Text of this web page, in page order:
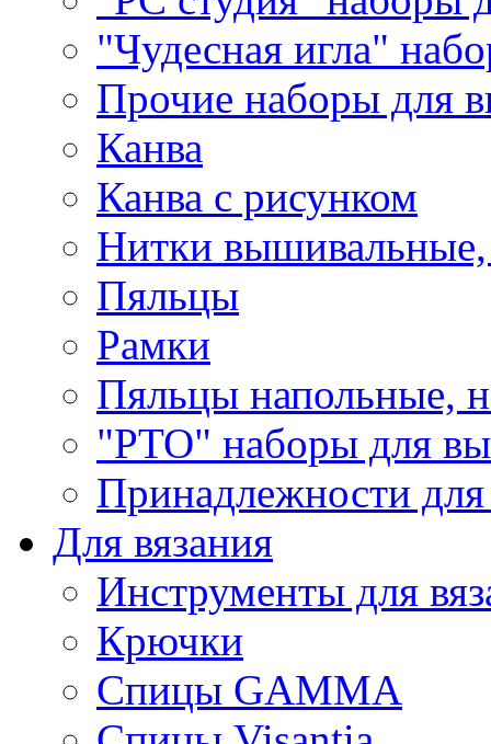
"Чудесная игла"
Прочие наборы для
Канва
Канва с рисунком
Нитки
Пяльцы
Рамки
Пяльцы напольные,
"РТО" наборы для
Принадлежности
Для вязания
Инструменты для
Крючки
Спицы GAMMA